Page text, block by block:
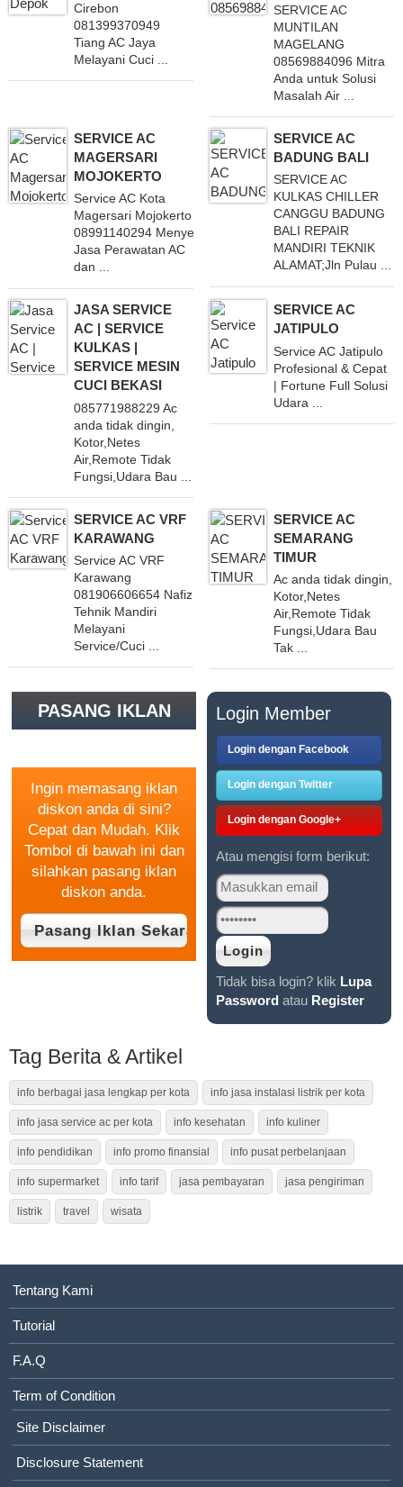
Cirebon
081399370949
Tiang AC Jaya
Melayani Cuci ...
SERVICE AC
MUNTILAN
MAGELANG
08569884096 Mitra
Anda untuk Solusi
Masalah Air ...
SERVICE AC
MAGERSARI
MOJOKERTO
Service AC Kota
Magersari Mojokerto
08991140294 Menyediakan
Jasa Perawatan AC
dan ...
SERVICE AC
BADUNG BALI
SERVICE AC
KULKAS CHILLER
CANGGU BADUNG
BALI REPAIR
MANDIRI TEKNIK
ALAMAT;Jln Pulau ...
JASA SERVICE
AC | SERVICE
KULKAS |
SERVICE MESIN
CUCI BEKASI
085771988229 Ac
anda tidak dingin,
Kotor,Netes
Air,Remote Tidak
Fungsi,Udara Bau ...
SERVICE AC
JATIPULO
Service AC Jatipulo
Profesional & Cepat
| Fortune Full Solusi
Udara ...
SERVICE AC VRF
KARAWANG
Service AC VRF
Karawang
081906606654 Nafiz
Tehnik Mandiri
Melayani
Service/Cuci ...
SERVICE AC
SEMARANG
TIMUR
Ac anda tidak dingin,
Kotor,Netes
Air,Remote Tidak
Fungsi,Udara Bau
Tak ...
PASANG IKLAN
Ingin memasang iklan
diskon anda di sini?
Cepat dan Mudah. Klik
Tombol di bawah ini dan
silahkan pasang iklan
diskon anda.
Login Member
Login dengan Facebook
Login dengan Twitter
Login dengan Google+
Atau mengisi form berikut:
Tidak bisa login? klik Lupa
Password atau Register
Tag Berita & Artikel
info berbagai jasa lengkap per kota info jasa instalasi listrik per kota
info jasa service ac per kota info kesehatan info kuliner
info pendidikan info promo finansial info pusat perbelanjaan
info supermarket info tarif jasa pembayaran jasa pengiriman
listrik travel wisata
Tentang Kami
Tutorial
F.A.Q
Term of Condition
Site Disclaimer
Disclosure Statement